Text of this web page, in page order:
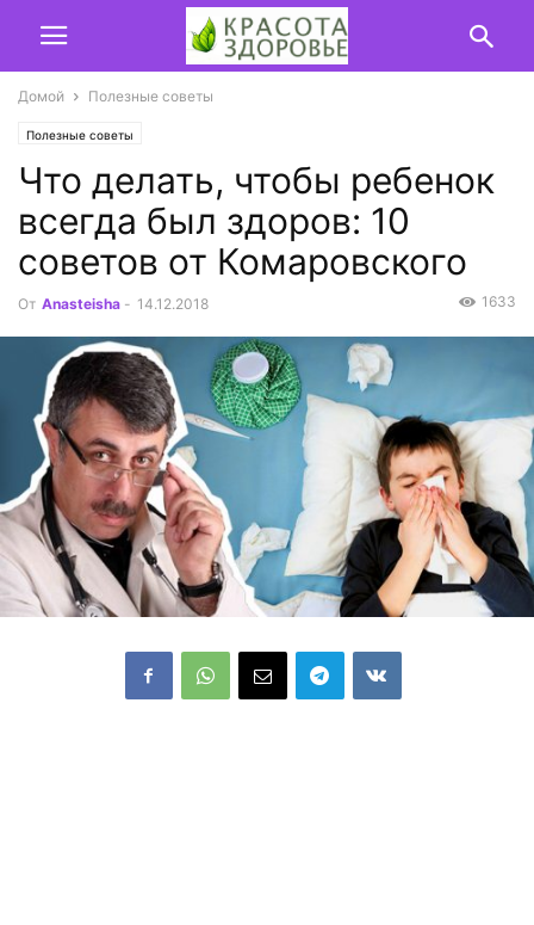
Домой Полезные советы
Полезные советы
Что делать, чтобы ребенок
всегда был здоров: 10
советов от Комаровского
От Anasteisha - 14.12.2018 1633